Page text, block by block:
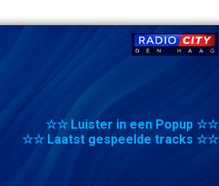
☆☆ Luister in een Popup ☆☆
☆☆ Laatst gespeelde tracks ☆☆